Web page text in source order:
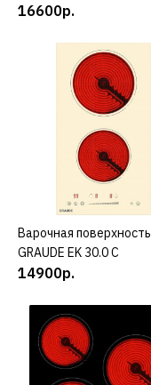
16600р.
КУПИТЬ
Варочная поверхность
GRAUDE EK 30.0 C
14900р.